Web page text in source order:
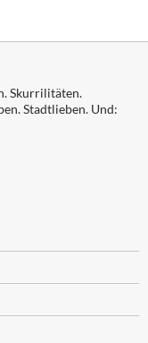
Skurrilitäten.
Stadtlieben. Und: